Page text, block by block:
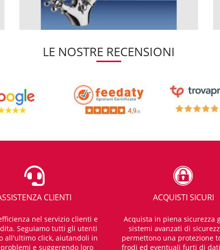
LE NOSTRE RECENSIONI
CLIENTI
nel servizio clienti e
Seguiamo tutti gli utenti
all'ultimo click, aiutandoli in
e suggerendo loro
ACQUISTI SICURI
Acquista in piena sicurezza
sistemi avanzati di
permettono una protezione
frodi ed eventuali furti di